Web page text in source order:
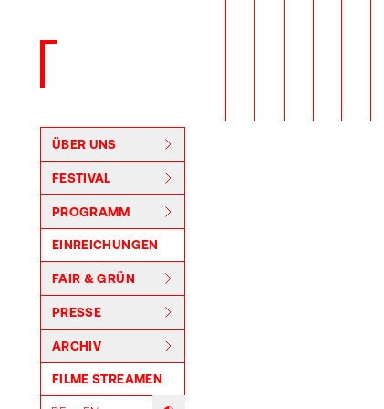
Zurück zur Startseite
ÜBER UNS
FESTIVAL
PROGRAMM
EINREICHUNGEN
FAIR & GRÜN
PRESSE
ARCHIV
FILME STREAMEN